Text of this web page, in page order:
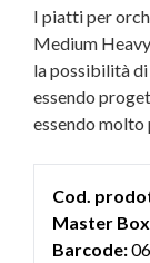
I piatti per
Medium
la possibilità
essendo
essendo molto
Cod.
Master
Barcode: